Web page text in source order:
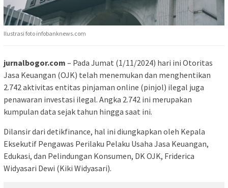
Ilustrasi foto infobanknews.com
jurnalbogor.com – Pada Jumat (1/11/2024) hari ini Otoritas
Jasa Keuangan (OJK) telah menemukan dan menghentikan
2.742 aktivitas entitas pinjaman online (pinjol) ilegal juga
penawaran investasi ilegal. Angka 2.742 ini merupakan
kumpulan data sejak tahun hingga saat ini.
Dilansir dari detikfinance, hal ini diungkapkan oleh Kepala
Eksekutif Pengawas Perilaku Pelaku Usaha Jasa Keuangan,
Edukasi, dan Pelindungan Konsumen, DK OJK, Friderica
Widyasari Dewi (Kiki Widyasari).